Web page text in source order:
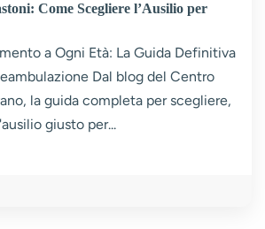
Come Scegliere l’Ausilio per
a Ogni Età: La Guida Definitiva
Dal blog del Centro
la guida completa per scegliere,
giusto per...